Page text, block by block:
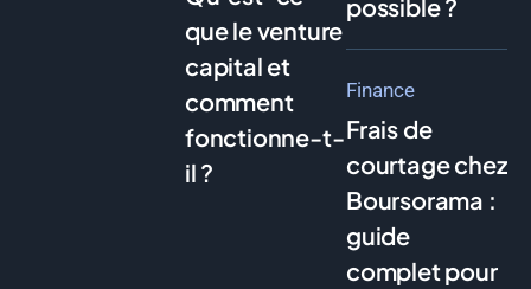
que le venture
capital et
comment
fonctionne-t-
il ?
possible ?
Finance
Frais de
courtage chez
Boursorama :
guide
complet pour